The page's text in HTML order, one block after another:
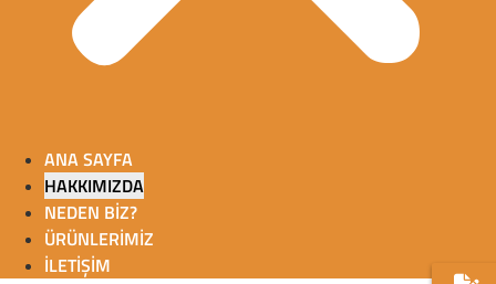
ANA SAYFA
HAKKIMIZDA
NEDEN BİZ?
ÜRÜNLERİMİZ
İLETİŞİM